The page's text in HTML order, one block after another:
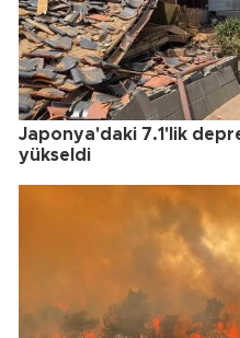
Japonya'daki 7.1'lik
yükseldi